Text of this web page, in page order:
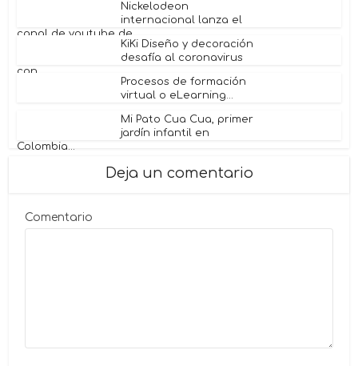
Nickelodeon
internacional lanza el
canal de youtube de...
KiKi Diseño y decoración
desafía al coronavirus
con...
Procesos de formación
virtual o eLearning...
Mi Pato Cua Cua, primer
jardín infantil en
Colombia...
Deja un comentario
Comentario